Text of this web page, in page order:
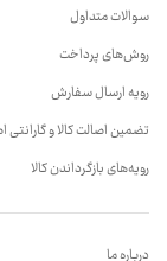
سوالات متداول
روش‌های پرداخت
رویه ارسال سفارش
تضمین اصالت کالا و گارانتی
رویه‌های بازگرداندن کالا
درباره ما